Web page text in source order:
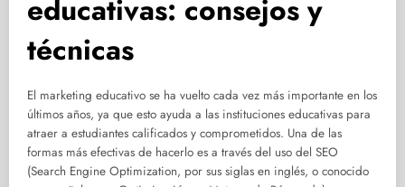
educativas: consejos y
técnicas
El marketing educativo se ha vuelto cada vez más importante en los
últimos años, ya que esto ayuda a las instituciones educativas para
atraer a estudiantes calificados y comprometidos. Una de las
formas más efectivas de hacerlo es a través del uso del SEO
(Search Engine Optimization, por sus siglas en inglés, o conocido